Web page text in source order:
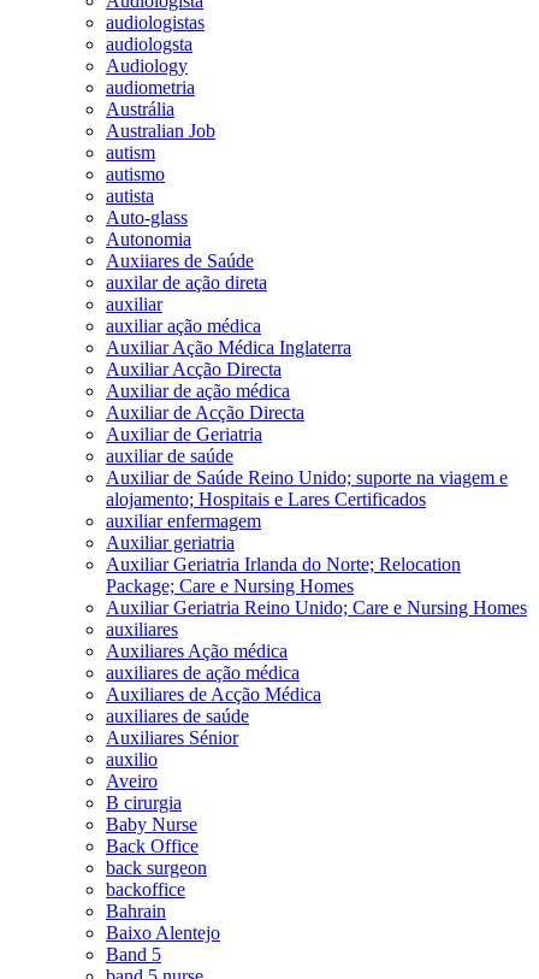
audiologistas
audiologsta
Audiology
audiometria
Austrália
Australian Job
autism
autismo
autista
Auto-glass
Autonomia
Auxiiares de Saúde
auxilar de ação direta
auxiliar
auxiliar ação médica
Auxiliar Ação Médica Inglaterra
Auxiliar Acção Directa
Auxiliar de ação médica
Auxiliar de Acção Directa
Auxiliar de Geriatria
auxiliar de saúde
Auxiliar de Saúde Reino Unido; suporte na viagem e
alojamento; Hospitais e Lares Certificados
auxiliar enfermagem
Auxiliar geriatria
Auxiliar Geriatria Irlanda do Norte; Relocation
Package; Care e Nursing Homes
Auxiliar Geriatria Reino Unido; Care e Nursing Homes
auxiliares
Auxiliares Ação médica
auxiliares de ação médica
Auxiliares de Acção Médica
auxiliares de saúde
Auxiliares Sénior
auxilio
Aveiro
B cirurgia
Baby Nurse
Back Office
back surgeon
backoffice
Bahrain
Baixo Alentejo
Band 5